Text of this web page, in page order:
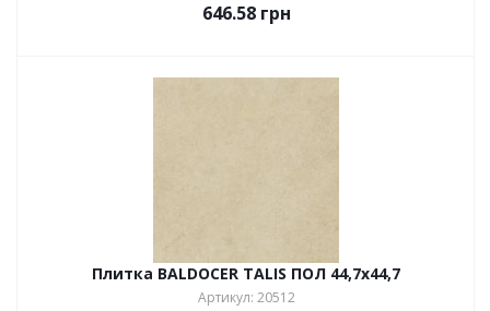
646.58грн
Плитка BALDOCER TALIS ПОЛ 44,7х44,7
Артикул: 20512